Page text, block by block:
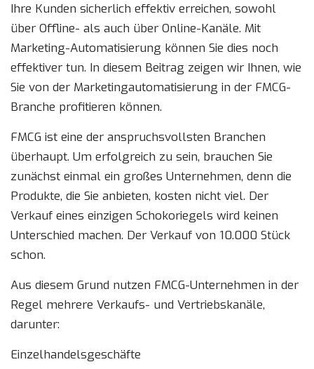
Ihre Kunden sicherlich effektiv erreichen, sowohl
über Offline- als auch über Online-Kanäle. Mit
Marketing-Automatisierung können Sie dies noch
effektiver tun. In diesem Beitrag zeigen wir Ihnen, wie
Sie von der Marketingautomatisierung in der FMCG-
Branche profitieren können.
FMCG ist eine der anspruchsvollsten Branchen
überhaupt. Um erfolgreich zu sein, brauchen Sie
zunächst einmal ein großes Unternehmen, denn die
Produkte, die Sie anbieten, kosten nicht viel. Der
Verkauf eines einzigen Schokoriegels wird keinen
Unterschied machen. Der Verkauf von 10.000 Stück
schon.
Aus diesem Grund nutzen FMCG-Unternehmen in der
Regel mehrere Verkaufs- und Vertriebskanäle,
darunter:
Einzelhandelsgeschäfte